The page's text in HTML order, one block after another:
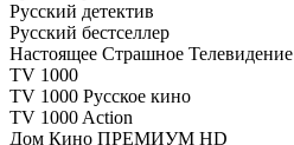
Русский детектив
Русский бестселлер
Настоящее Страшное Телевидение
TV 1000
TV 1000 Русское кино
TV 1000 Action
Дом Кино ПРЕМИУМ HD